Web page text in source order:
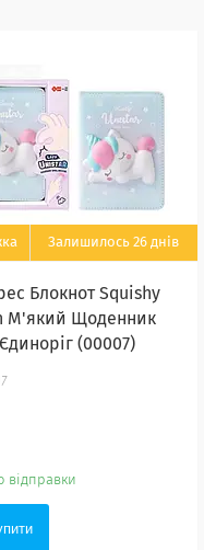
Залишилось 26 днів
Блокнот Squishy
М'який Щоденник
(00007)
відправки